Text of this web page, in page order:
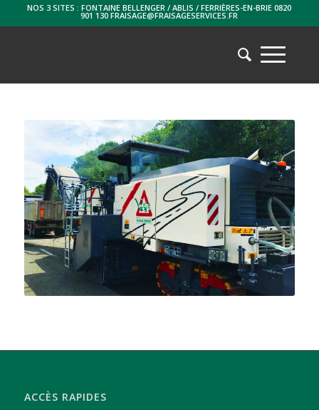
NOS 3 SITES : FONTAINE BELLENGER / ABLIS / FERRIÈRES-EN-BRIE 0820
901 130 FRAISAGE@FRAISAGESERVICES.FR
ACCÈS RAPIDES